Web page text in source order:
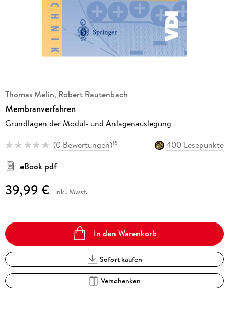
Thomas Melin, Robert Rautenbach
Membranverfahren
Grundlagen der Modul- und Anlagenauslegung
(0 Bewertungen)15
400 Lesepunkte
eBook pdf
39,99 € inkl. Mwst.
In den Warenkorb
Sofort kaufen
Verschenken